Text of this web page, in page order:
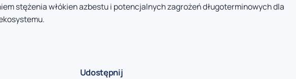
stężenia włókien azbestu i potencjalnych zagrożeń długoterminowych dla
Udostępnij